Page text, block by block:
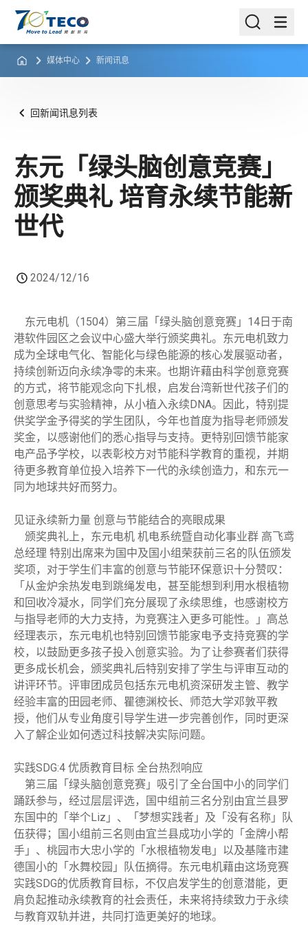
媒体中心 新闻讯息
回新闻讯息列表
东元「绿头脑创意竞赛」
颁奖典礼 培育永续节能新
世代
2024/12/16
东元电机（1504）第三届「绿头脑创意竞赛」14日于南
港软件园区之会议中心盛大举行颁奖典礼。东元电机致力
成为全球电气化、智能化与绿色能源的核心发展驱动者，
持续创新迈向永续净零的未来。也期许藉由科学创意竞赛
的方式，将节能观念向下扎根，启发台湾新世代孩子们的
创意思考与实验精神，从小植入永续DNA。因此，特别提
供奖学金予得奖的学生团队，今年也首度为指导老师颁发
奖金，以感谢他们的悉心指导与支持。更特别回馈节能家
电产品予学校，以表彰校方对节能科学教育的重视，并期
待更多教育单位投入培养下一代的永续创造力，和东元一
同为地球共好而努力。
见证永续新力量 创意与节能结合的亮眼成果
颁奖典礼上，东元电机 机电系统暨自动化事业群 高飞鸢
总经理 特别出席来为国中及国小组荣获前三名的队伍颁发
奖项，对于学生们丰富的创意与节能环保意识十分赞叹：
「从金炉余热发电到跳绳发电，甚至能想到利用水根植物
和回收冷凝水，同学们充分展现了永续思维，也感谢校方
与指导老师的大力支持，为竞赛注入更多可能性。」高总
经理表示，东元电机也特别回馈节能家电予支持竞赛的学
校，以鼓励更多孩子投入创意实验。为了让参赛者们获得
更多成长机会，颁奖典礼后特别安排了学生与评审互动的
讲评环节。评审团成员包括东元电机资深研发主管、教学
经验丰富的田园老师、瞿德渊校长、师范大学邓敦平教
授，他们从专业角度引导学生进一步完善创作，同时更深
入了解企业如何透过科技解决实际问题。
实践SDG:4 优质教育目标 全台热烈响应
第三届「绿头脑创意竞赛」吸引了全台国中小的同学们
踊跃参与，经过层层评选，国中组前三名分别由宜兰县罗
东国中的「举个Liz」、「梦想实践者」及「没有名称」队
伍获得；国小组前三名则由宜兰县成功小学的「金牌小帮
手」、桃园市大忠小学的「水根植物发电」以及基隆市建
德国小的「水舞校园」队伍摘得。东元电机藉由这场竞赛
实践SDG的优质教育目标，不仅启发学生的创意潜能，更
肩负起推动永续教育的社会责任，未来将持续致力于永续
与教育双轨并进，共同打造更美好的地球。